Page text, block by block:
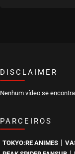
DISCLAIMER
Nenhum vídeo se
PARCEIROS
TOKYO:RE ANIMES